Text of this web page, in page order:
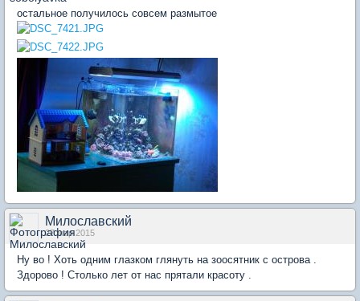
остальное получилось совсем размытое
Милославский
27 мар 2015
Ну во ! Хоть одним глазком глянуть на зоосятник с острова .
Здорово ! Столько лет от нас прятали красоту .